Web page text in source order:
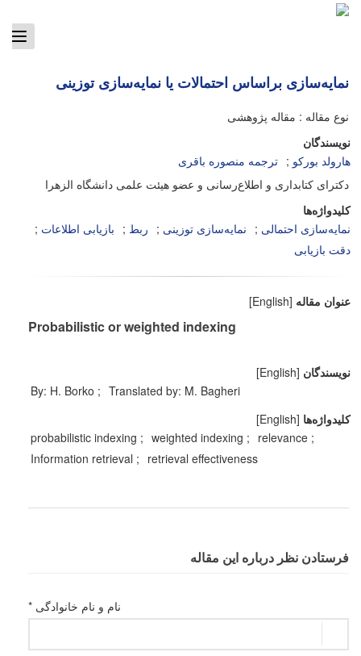
نمایه‌سازی براساس احتمالات یا نمایه‌سازی توزینی
نوع مقاله : مقاله پژوهشی
نویسندگان
هارولد بورکو
ترجمه منصوره باقری
دکترای کتابداری و اطلاع‌رسانی و عضو هیئت علمی دانشگاه الزهرا
کلیدواژه‌ها
نمایه‌سازی احتمالی
نمایه‌سازی توزینی ربط
بازیابی اطلاعات
دقت بازیابی
عنوان مقاله [English]
Probabilistic or weighted indexing
نویسندگان [English]
By: H. Borko
Translated by: M. Bagheri
کلیدواژه‌ها [English]
probabilistic indexing
weighted indexing
relevance
Information retrieval
retrieval effectiveness
فرستادن نظر درباره این مقاله
نام و نام خانوادگی *